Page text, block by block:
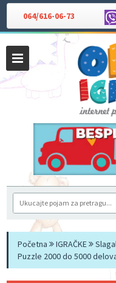
064/616-06-73
Početna IGRAČKE
Puzzle 2000 do 5000